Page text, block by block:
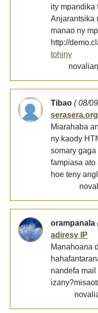
ity mpandika
Anjarantsika
manao ny
http://
tohiny
Tibao ( 08/
Miarahaba
ny kaody
somary
fampiasa ato
hoe teny
orampanala
adiresy IP
Manahoana
nandefa mail